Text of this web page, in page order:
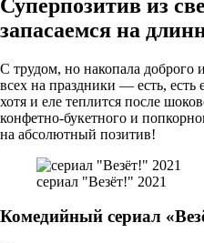
Суперпозитив из
запасаемся на
С трудом, но накопала доброго
всех на праздники — есть,
хотя и еле теплится после
конфетно-букетного и
на абсолютный позитив!
сериал "Везёт!" 2021
Комедийный сериал